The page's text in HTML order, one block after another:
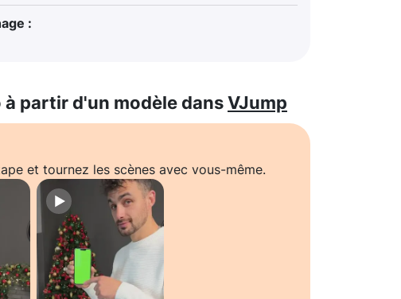
:
partir d'un modèle dansVJump
et tournez les scènes avec vous-même.